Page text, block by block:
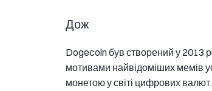
Дож
Dogecoin був створений у 2013
мотивами найвідоміших мемів
монетою у світі цифрових